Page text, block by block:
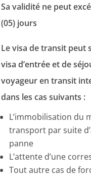
Sa validité ne peut
(05) jours
Le visa de transit peut
visa d’entrée et de
voyageur en transit
dans les cas suivants :
L’immobilisation du
transport par suite
panne
L’attente d’une
Tout autre cas de